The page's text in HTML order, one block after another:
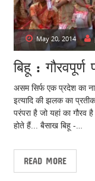
May 20, 2014
बिहू : गौरवपूर्ण
असम सिर्फ एक प्रदेश का
इत्यादि की झलक का
परंपरा है जो यहां का
होते हैं... बैसाख बिहू -…
READ MORE
t
s
n
a
v
g
a
t